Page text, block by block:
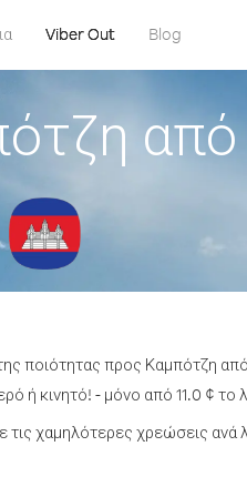
Viber Out Blog
ποιότητας προς Καμπότζη
ή κινητό! - μόνο από 11.0 ¢ το
χαμηλότερες χρεώσεις ανά